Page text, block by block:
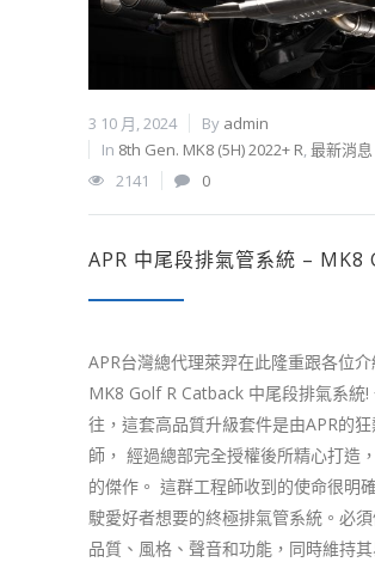
3 10 月, 2024 By admin
In 8th Gen. MK8 (5H) 2022+ R,最新消息
2141
0
APR 中尾段排氣管系統 – MK8
APR台灣總代理萊羿在此隆重跟各位介
MK8 Golf R Catback 中尾段排氣系統!
往，這套高品質升級套件是由APR的
師， 經過總部完全授權後所精心打造
的傑作。 這群工程師收到的使命很明
駛愛好者想要的終極排氣管系統。必
品質、風格、聲音和功能，同時維持